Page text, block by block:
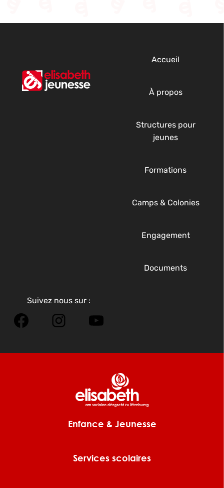
Accueil
À propos
Structures pour
jeunes
Formations
Camps & Colonies
Engagement
Documents
Suivez nous sur :
Facebook
Instagram
Enfance & Jeunesse
Services scolaires